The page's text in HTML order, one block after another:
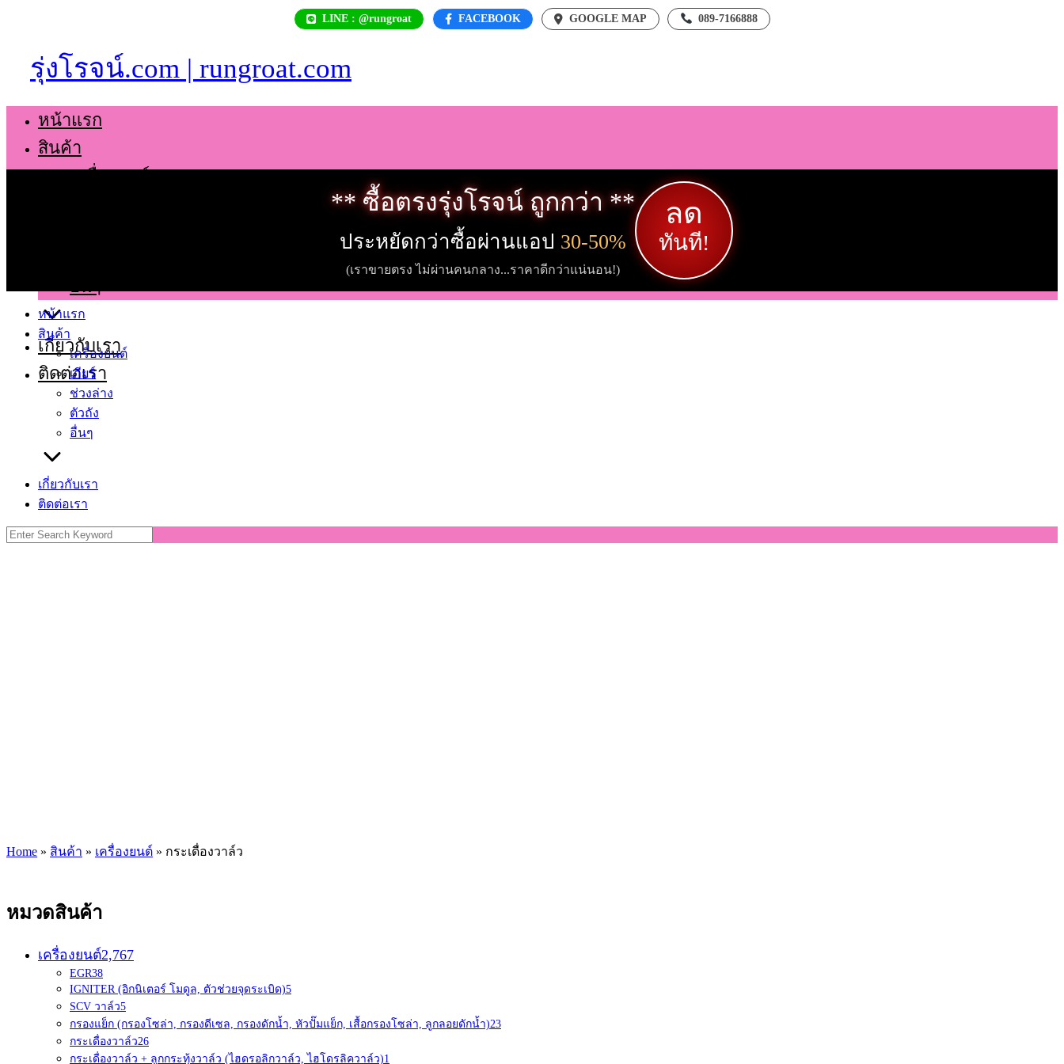
LINE : @rungroat FACEBOOK GOOGLE MAP 089-7166888
รุ่งโรจน์.com | rungroat.com
หน้าแรก
สินค้า
เครื่องยนต์
อื่นๆ
เกี่ยวกับเรา
ติดต่อเรา
** ซื้อตรงรุ่งโรจน์ ถูกกว่า **
ประหยัดกว่าซื้อผ่านแอป 30-50%
(เราขายตรง ไม่ผ่านคนกลาง...ราคาดีกว่าแน่นอน!)
ลด
ทันที!
หน้าแรก
สินค้า
เครื่องยนต์
เกียร์
ช่วงล่าง
ตัวถัง
อื่นๆ
เกี่ยวกับเรา
ติดต่อเรา
Search
for:
Home » สินค้า » เครื่องยนต์ » กระเดื่องวาล์ว
หมวดสินค้า
เครื่องยนต์2,767
EGR38
IGNITER (อิกนิเตอร์ โมดูล, ตัวช่วยจุดระเบิด)5
SCV วาล์ว5
กรองแย็ก (กรองโซล่า, กรองดีเซล, กรองดักน้ำ, หัวปั๊มแย็ก, เสื้อกรองโซล่า, ลูกลอยดักน้ำ)23
กระเดื่องวาล์ว26
กระเดื่องวาล์ว + ลูกกระทุ้งวาล์ว (ไฮดรอลิกวาล์ว, ไฮโดรลิควาล์ว)1